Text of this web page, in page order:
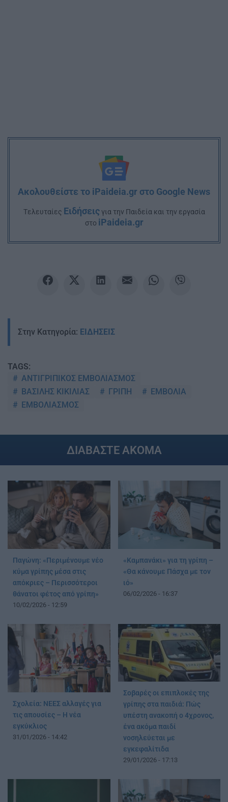
Ακολουθείστε το iPaideia.gr στο Google News
Tελευταίες Ειδήσειςγια την Παιδεία και την εργασία
στο iPaideia.gr
Στην Κατηγορία: ΕΙΔΗΣΕΙΣ
TAGS:
ΑΝΤΙΓΡΙΠΙΚΟΣ ΕΜΒΟΛΙΑΣΜΟΣ
ΒΑΣΙΛΗΣ ΚΙΚΙΛΙΑΣ
ΓΡΙΠΗ
ΕΜΒΟΛΙΑ
ΕΜΒΟΛΙΑΣΜΟΣ
ΔΙΑΒΑΣΤΕ ΑΚΟΜΑ
Παγώνη: «Περιμένουμε νέο
κύμα γρίπης μέσα στις
απόκριες – Περισσότεροι
θάνατοι φέτος από γρίπη»
10/02/2026 - 12:59
«Καμπανάκι» για τη γρίπη –
«Θα κάνουμε Πάσχα με τον
ιό»
06/02/2026 - 16:37
Σχολεία: ΝΕΕΣ αλλαγές για
τις απουσίες – Η νέα
εγκύκλιος
31/01/2026 - 14:42
Σοβαρές οι επιπλοκές της
γρίπης στα παιδιά: Πώς
υπέστη ανακοπή ο 4χρονος,
ένα ακόμα παιδί
νοσηλεύεται με
εγκεφαλίτιδα
29/01/2026 - 17:13